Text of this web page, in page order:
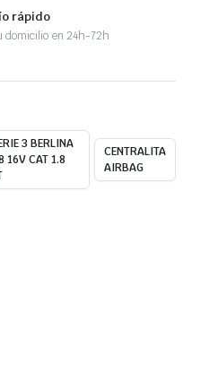
rápido
domicilio en 24h-72h
3 BERLINA
16V CAT 1.8
CENTRALITA
AIRBAG